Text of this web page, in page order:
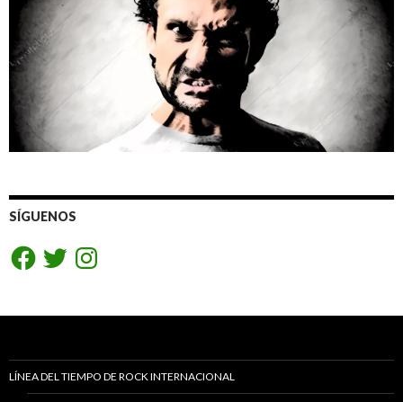
SÍGUENOS
FacebookTwitterInstagram
LÍNEA DEL TIEMPO DE ROCK INTERNACIONAL